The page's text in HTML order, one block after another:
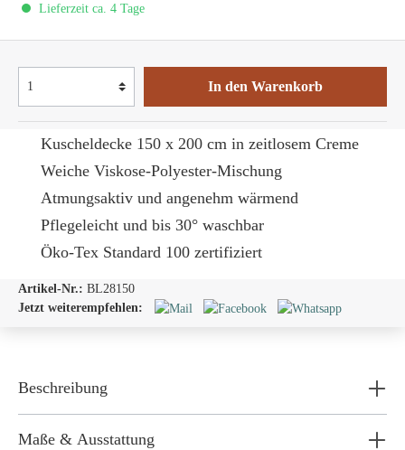
Kuscheldecke 150 x 200 cm in zeitlosem Creme
Weiche Viskose-Polyester-Mischung
Atmungsaktiv und angenehm wärmend
Pflegeleicht und bis 30° waschbar
Öko-Tex Standard 100 zertifiziert
Lieferzeit ca. 4 Tage
In den Warenkorb
Artikel-Nr.: BL28150
Jetzt weiterempfehlen:
Beschreibung
Maße & Ausstattung